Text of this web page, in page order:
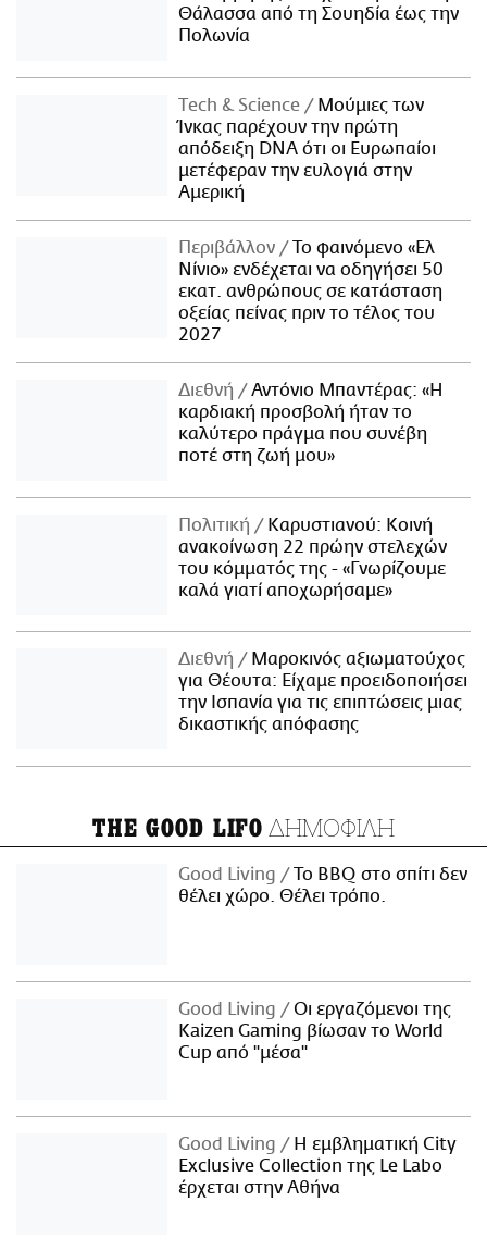
Θάλασσα από τη Σουηδία έως την
Πολωνία
Τech & Science
Μούμιες των
Ίνκας παρέχουν την πρώτη
απόδειξη DNA ότι οι Ευρωπαίοι
μετέφεραν την ευλογιά στην
Αμερική
Περιβάλλον
Το φαινόμενο «Ελ
Νίνιο» ενδέχεται να οδηγήσει 50
εκατ. ανθρώπους σε κατάσταση
οξείας πείνας πριν το τέλος του
2027
Διεθνή
Αντόνιο Μπαντέρας: «Η
καρδιακή προσβολή ήταν το
καλύτερο πράγμα που συνέβη
ποτέ στη ζωή μου»
Πολιτική
Καρυστιανού: Κοινή
ανακοίνωση 22 πρώην στελεχών
του κόμματός της - «Γνωρίζουμε
καλά γιατί αποχωρήσαμε»
Διεθνή
Μαροκινός αξιωματούχος
για Θέουτα: Είχαμε προειδοποιήσει
την Ισπανία για τις επιπτώσεις μιας
δικαστικής απόφασης
THE GOOD LIFO ΔΗΜΟΦΙΛΗ
Good Living
Το BBQ στο σπίτι δεν
θέλει χώρο. Θέλει τρόπο.
Good Living
Οι εργαζόμενοι της
Kaizen Gaming βίωσαν το World
Cup από "μέσα"
Good Living
Η εμβληματική City
Exclusive Collection της Le Labo
έρχεται στην Αθήνα